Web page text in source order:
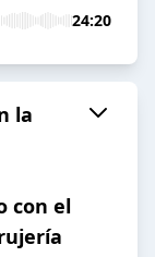
24:20
la
con el